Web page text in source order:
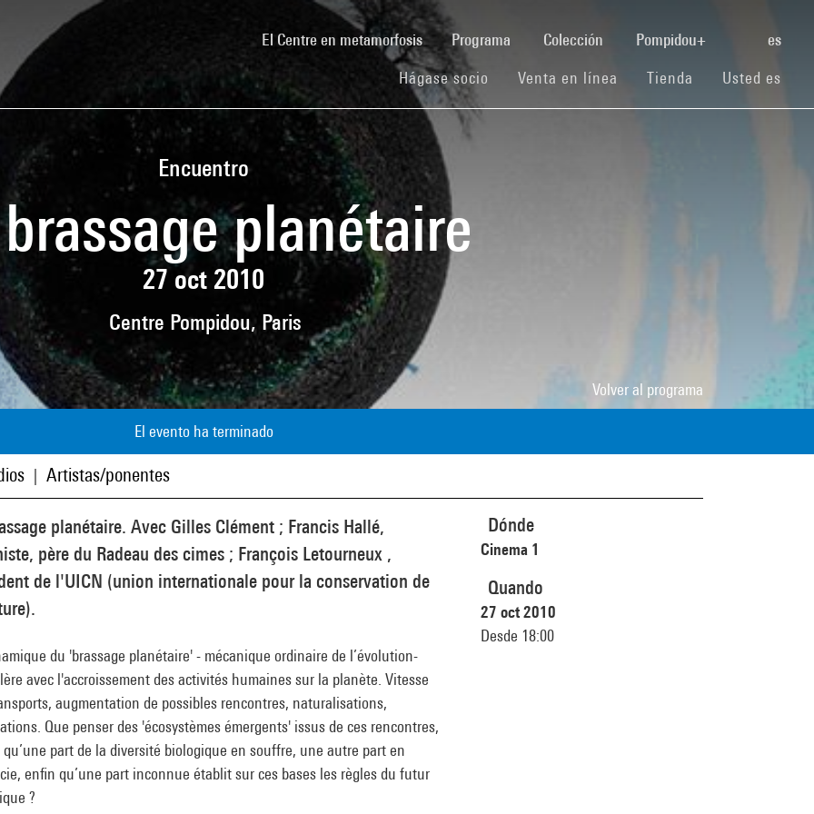
El Centre en metamorfosis(current)Programa Colección Pompidou+ es
Hágase socio (current)
Venta en línea (current)
Tienda (current)
Usted es
Encuentro
planétaire
27 oct 2010
Centre Pompidou, Paris
Volver al programa
El evento ha terminado
Artistas/ponentes
planétaire. Avec Gilles Clément ; Francis Hallé,
père du Radeau des cimes ; François Letourneux ,
de l'UICN (union internationale pour la conservation de
du 'brassage planétaire' - mécanique ordinaire de l’évolution-
avec l'accroissement des activités humaines sur la planète. Vitesse
augmentation de possibles rencontres, naturalisations,
Que penser des 'écosystèmes émergents' issus de ces rencontres,
part de la diversité biologique en souffre, une autre part en
enfin qu’une part inconnue établit sur ces bases les règles du futur
?
Dónde
Cinema 1
Quando
27 oct 2010
Desde 18:00